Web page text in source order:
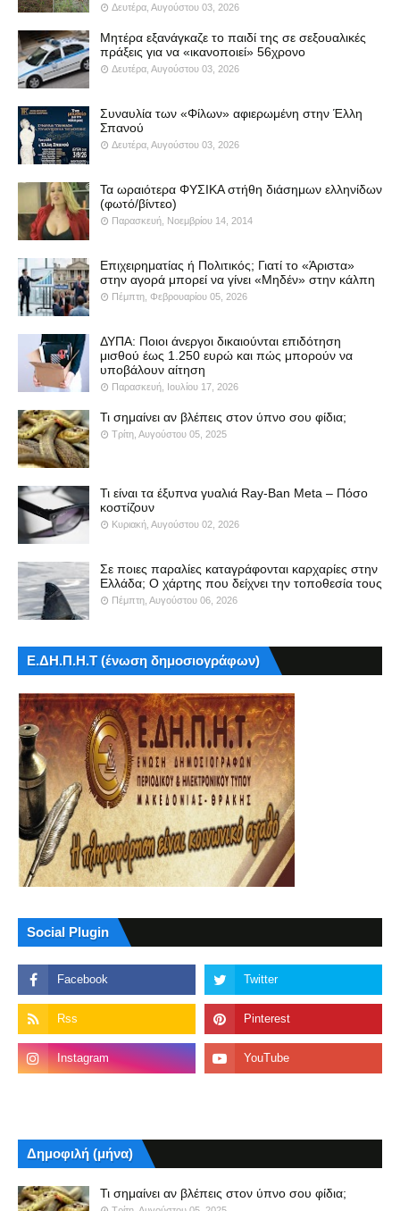
Δευτέρα, Αυγούστου 03, 2026
Μητέρα εξανάγκαζε το παιδί της σε σεξουαλικές
πράξεις για να «ικανοποιεί» 56χρονο
Δευτέρα, Αυγούστου 03, 2026
Συναυλία των «Φίλων» αφιερωμένη στην Έλλη
Σπανού
Δευτέρα, Αυγούστου 03, 2026
Τα ωραιότερα ΦΥΣΙΚΑ στήθη διάσημων ελληνίδων
(φωτό/βίντεο)
Παρασκευή, Νοεμβρίου 14, 2014
Επιχειρηματίας ή Πολιτικός; Γιατί το «Άριστα»
στην αγορά μπορεί να γίνει «Μηδέν» στην κάλπη
Πέμπτη, Φεβρουαρίου 05, 2026
ΔΥΠΑ: Ποιοι άνεργοι δικαιούνται επιδότηση
μισθού έως 1.250 ευρώ και πώς μπορούν να
υποβάλουν αίτηση
Παρασκευή, Ιουλίου 17, 2026
Τι σημαίνει αν βλέπεις στον ύπνο σου φίδια;
Τρίτη, Αυγούστου 05, 2025
Τι είναι τα έξυπνα γυαλιά Ray-Ban Meta – Πόσο
κοστίζουν
Κυριακή, Αυγούστου 02, 2026
Σε ποιες παραλίες καταγράφονται καρχαρίες στην
Ελλάδα; Ο χάρτης που δείχνει την τοποθεσία τους
Πέμπτη, Αυγούστου 06, 2026
Ε.ΔΗ.Π.Η.Τ (ένωση δημοσιογράφων)
Social Plugin
Δημοφιλή (μήνα)
Τι σημαίνει αν βλέπεις στον ύπνο σου φίδια;